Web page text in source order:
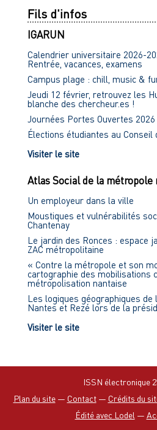
Fils d'infos
IGARUN
Calendrier universitaire 2026-
Rentrée, vacances, examens
Campus plage : chill, music &
Jeudi 12 février, retrouvez les
blanche des chercheur.es !
Journées Portes Ouvertes 2026
Élections étudiantes au Conseil
Visiter le site
Atlas Social de la métropole
Un employeur dans la ville
Moustiques et vulnérabilités
Chantenay
Le jardin des Ronces : espace
ZAC métropolitaine
« Contre la métropole et son
cartographie des mobilisations
métropolisation nantaise
Les logiques géographiques de
Nantes et Rezé lors de la
Visiter le site
ISSN électronique
Plan du site— Contact— Crédits du
Édité avec Lodel —